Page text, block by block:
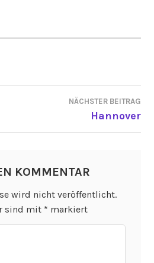
NÄCHSTER BEITRAG
Hannover
KOMMENTAR
wird nicht veröffentlicht.
sind mit * markiert